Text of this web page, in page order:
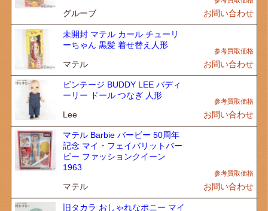
グルーブ お問い合わせ
未開封 マテル カール チューリ
ーちゃん 黒髪 着せ替え人形
マテル お問い合わせ
ビンテージ BUDDY LEE バディ
ーリー ドール つなぎ 人形
Lee お問い合わせ
マテル Barbie バービー 50周年
記念 マイ・フェイバリットバー
ビー ファッションクイーン
1963
マテル お問い合わせ
旧タカラ おしゃれなポニー マイ